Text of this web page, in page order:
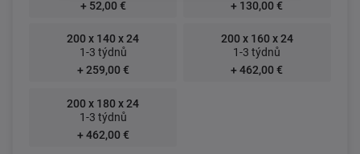
+ 52,00 €
+ 130,00 €
200 x 140 x 24
1-3 týdnů
+ 259,00 €
200 x 160 x 24
1-3 týdnů
+ 462,00 €
200 x 180 x 24
1-3 týdnů
+ 462,00 €